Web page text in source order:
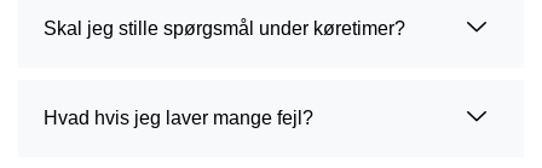
Skal jeg stille spørgsmål under køretimer?
Hvad hvis jeg laver mange fejl?